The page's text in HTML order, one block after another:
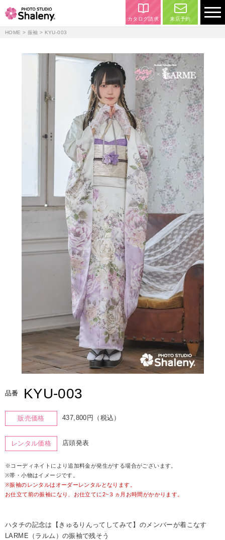
カタログ請求 来店予約
HOME > 振袖 > KYU-003
品番 KYU-003
販売価格 437,800円（税込）
レンタル価格 店頭発表
※コーディネイトにより追加料金が発生がする場合がございます。
※帯・小物はイメージです。
※振袖のレンタルはオーダーレンタルとなります。
お仕立て前の振袖になり、お仕立てに2~３ヵ月お時間がかかります。
ハタチの記念は【きゅるりんってしてみて】のメンバーが着こなす
LARME（ラルム）の振袖で残そう